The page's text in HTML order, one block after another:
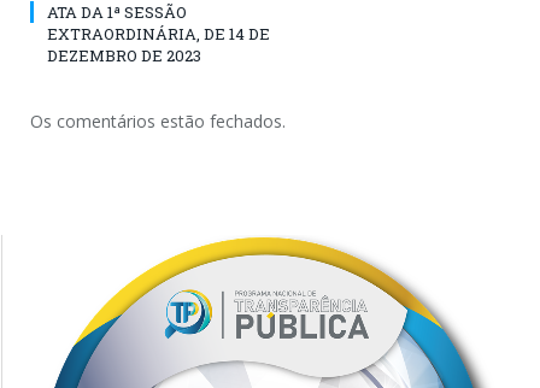
ATA DA 1ª SESSÃO
EXTRAORDINÁRIA, DE 14 DE
DEZEMBRO DE 2023
Os comentários estão fechados.